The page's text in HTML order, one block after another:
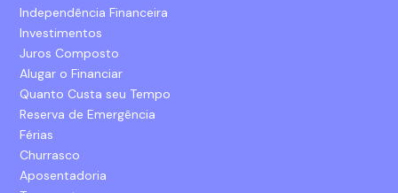
Independência Financeira
Investimentos
Juros Composto
Alugar o Financiar
Quanto Custa seu Tempo
Reserva de Emergência
Férias
Churrasco
Aposentadoria